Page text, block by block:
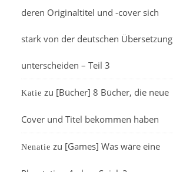
deren Originaltitel und -cover sich
stark von der deutschen Übersetzung
unterscheiden – Teil 3
Katie zu [Bücher] 8 Bücher, die neue
Cover und Titel bekommen haben
Nenatie zu [Games] Was wäre eine